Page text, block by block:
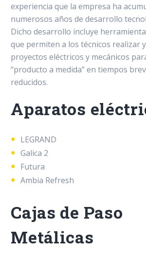
experiencia que la empresa ha
numerosos años de desarrollo
Dicho desarrollo incluye
que permiten a los técnicos realizar
proyectos eléctricos y mecánicos
“producto a medida” en tiempos
reducidos.
Aparatos
LEGRAND
Galica 2
Futura
Ambia Refresh
Cajas de Paso
Metálicas